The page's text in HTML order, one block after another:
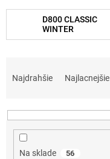
D800 CLASSIC
WINTER
n
Najdrahšie Najlacnejšie
Na sklade 56